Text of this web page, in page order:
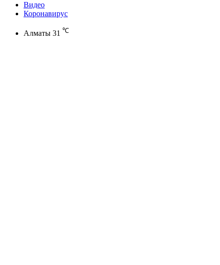
Видео
Коронавирус
Алматы 31 ℃